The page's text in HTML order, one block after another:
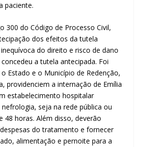
paciente.
300 do Código de Processo Civil,
dos efeitos da tutela
do direito e risco de dano
a tutela antecipada. Foi
Estado e o Município de Redenção,
providenciem a internação de Emília
estabelecimento hospitalar
seja na rede pública ou
48 horas. Além disso, deverão
do tratamento e fornecer
alimentação e pernoite para a